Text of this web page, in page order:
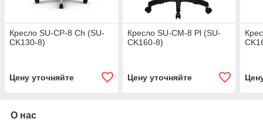
Кресло SU-CP-8 Ch (SU-
CK130-8)
Цену уточняйте
Кресло SU-CM-8 Pl (SU-
CK160-8)
Цену уточняйте
О нас